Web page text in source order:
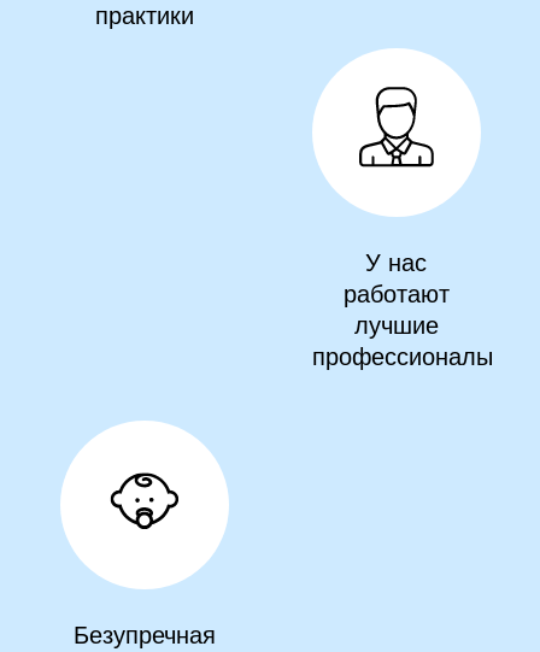
практики
У нас
работают
лучшие
профессионалы
Безупречная